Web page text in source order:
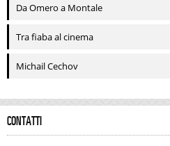
Da Omero a Montale
Tra fiaba al cinema
Michail Cechov
CONTATTI